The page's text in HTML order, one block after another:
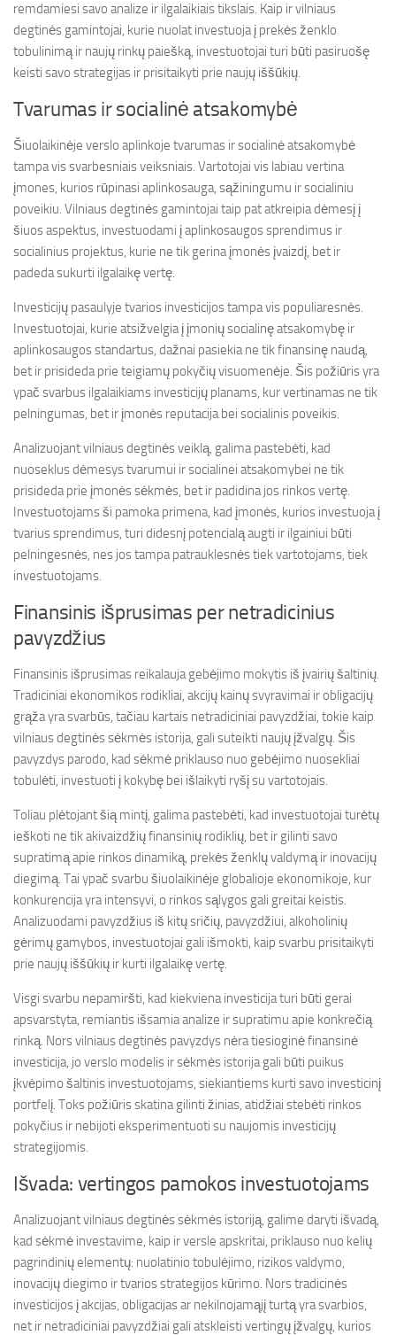
remdamiesi savo analize ir ilgalaikiais tikslais. Kaip ir vilniaus
degtinės gamintojai, kurie nuolat investuoja į prekės ženklo
tobulinimą ir naujų rinkų paiešką, investuotojai turi būti pasiruošę
keisti savo strategijas ir prisitaikyti prie naujų iššūkių.
Tvarumas ir socialinė atsakomybė
Šiuolaikinėje verslo aplinkoje tvarumas ir socialinė atsakomybė
tampa vis svarbesniais veiksniais. Vartotojai vis labiau vertina
įmones, kurios rūpinasi aplinkosauga, sąžiningumu ir socialiniu
poveikiu. Vilniaus degtinės gamintojai taip pat atkreipia dėmesį į
šiuos aspektus, investuodami į aplinkosaugos sprendimus ir
socialinius projektus, kurie ne tik gerina įmonės įvaizdį, bet ir
padeda sukurti ilgalaikę vertę.
Investicijų pasaulyje tvarios investicijos tampa vis populiaresnės.
Investuotojai, kurie atsižvelgia į įmonių socialinę atsakomybę ir
aplinkosaugos standartus, dažnai pasiekia ne tik finansinę naudą,
bet ir prisideda prie teigiamų pokyčių visuomenėje. Šis požiūris yra
ypač svarbus ilgalaikiams investicijų planams, kur vertinamas ne tik
pelningumas, bet ir įmonės reputacija bei socialinis poveikis.
Analizuojant vilniaus degtinės veiklą, galima pastebėti, kad
nuoseklus dėmesys tvarumui ir socialinei atsakomybei ne tik
prisideda prie įmonės sėkmės, bet ir padidina jos rinkos vertę.
Investuotojams ši pamoka primena, kad įmonės, kurios investuoja į
tvarius sprendimus, turi didesnį potencialą augti ir ilgainiui būti
pelningesnės, nes jos tampa patrauklesnės tiek vartotojams, tiek
investuotojams.
Finansinis išprusimas per netradicinius
pavyzdžius
Finansinis išprusimas reikalauja gebėjimo mokytis iš įvairių šaltinių.
Tradiciniai ekonomikos rodikliai, akcijų kainų svyravimai ir obligacijų
grąža yra svarbūs, tačiau kartais netradiciniai pavyzdžiai, tokie kaip
vilniaus degtinės sėkmės istorija, gali suteikti naujų įžvalgų. Šis
pavyzdys parodo, kad sėkmė priklauso nuo gebėjimo nuosekliai
tobulėti, investuoti į kokybę bei išlaikyti ryšį su vartotojais.
Toliau plėtojant šią mintį, galima pastebėti, kad investuotojai turėtų
ieškoti ne tik akivaizdžių finansinių rodiklių, bet ir gilinti savo
supratimą apie rinkos dinamiką, prekės ženklų valdymą ir inovacijų
diegimą. Tai ypač svarbu šiuolaikinėje globalioje ekonomikoje, kur
konkurencija yra intensyvi, o rinkos sąlygos gali greitai keistis.
Analizuodami pavyzdžius iš kitų sričių, pavyzdžiui, alkoholinių
gėrimų gamybos, investuotojai gali išmokti, kaip svarbu prisitaikyti
prie naujų iššūkių ir kurti ilgalaikę vertę.
Visgi svarbu nepamiršti, kad kiekviena investicija turi būti gerai
apsvarstyta, remiantis išsamia analize ir supratimu apie konkrečią
rinką. Nors vilniaus degtinės pavyzdys nėra tiesioginė finansinė
investicija, jo verslo modelis ir sėkmės istorija gali būti puikus
įkvėpimo šaltinis investuotojams, siekiantiems kurti savo investicinį
portfelį. Toks požiūris skatina gilinti žinias, atidžiai stebėti rinkos
pokyčius ir nebijoti eksperimentuoti su naujomis investicijų
strategijomis.
Išvada: vertingos pamokos investuotojams
Analizuojant vilniaus degtinės sėkmės istoriją, galime daryti išvadą,
kad sėkmė investavime, kaip ir versle apskritai, priklauso nuo kelių
pagrindinių elementų: nuolatinio tobulėjimo, rizikos valdymo,
inovacijų diegimo ir tvarios strategijos kūrimo. Nors tradicinės
investicijos į akcijas, obligacijas ar nekilnojamąjį turtą yra svarbios,
net ir netradiciniai pavyzdžiai gali atskleisti vertingų įžvalgų, kurios